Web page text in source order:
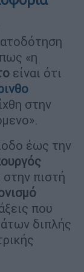
«η
είναι ότι
στην
έως την
πιστή
που
διπλής